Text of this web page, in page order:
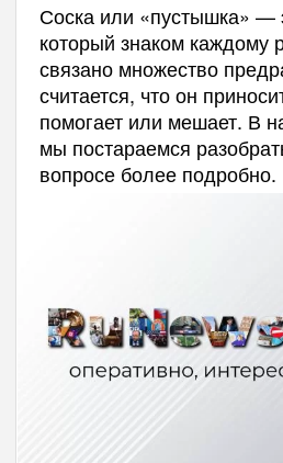
Соска или «пустышка» —
который знаком
связано множество
считается, что он
помогает или мешает. В
мы постараемся
вопросе более подробно.